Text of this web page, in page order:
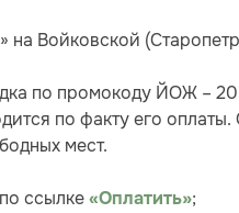
на Войковской
по промокоду ЙОЖ –
по факту его
мест.
по ссылке«Оплатить»;